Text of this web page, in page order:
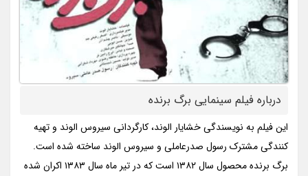
درباره فیلم سینمایی برگ برنده
این فیلم به نویسندگی خشایار الوند، کارگردانی سیروس الوند و تهیه
کنندگی مشترک رسول صدرعاملی و سیروس الوند ساخته شده است.
برگ برنده محصول سال ۱۳۸۲ است که در تیر ماه سال ۱۳۸۳ اکران شده